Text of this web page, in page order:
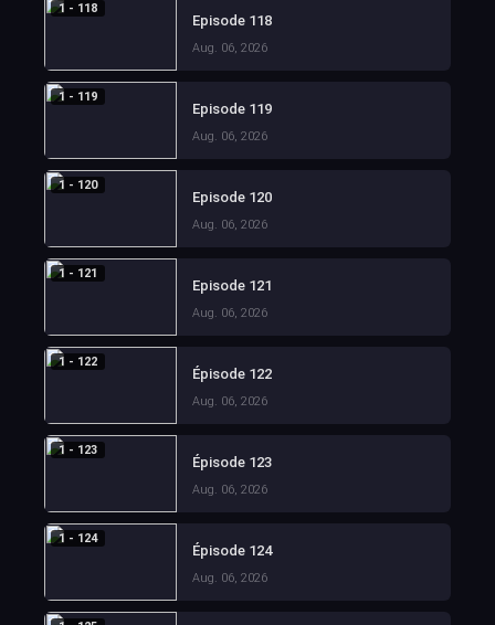
1 - 118
Episode 118
Aug. 06, 2026
1 - 119
Episode 119
Aug. 06, 2026
1 - 120
Episode 120
Aug. 06, 2026
1 - 121
Episode 121
Aug. 06, 2026
1 - 122
Épisode 122
Aug. 06, 2026
1 - 123
Épisode 123
Aug. 06, 2026
1 - 124
Épisode 124
Aug. 06, 2026